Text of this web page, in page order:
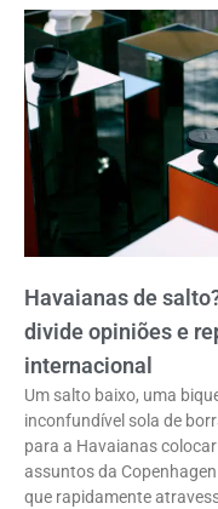
Havaianas de
divide opiniões e
internacional
Um salto baixo, uma
inconfundível sola de
para a Havaianas
assuntos da
que rapidamente